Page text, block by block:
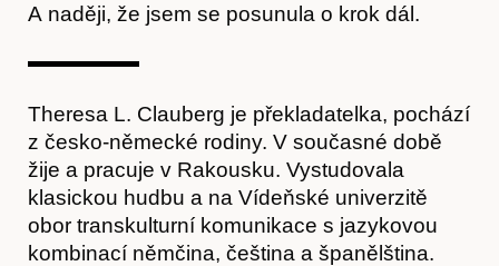
A naději, že jsem se posunula o krok dál.
Theresa L. Clauberg je překladatelka, pochází
z česko-německé rodiny. V současné době
žije a pracuje v Rakousku. Vystudovala
klasickou hudbu a na Vídeňské univerzitě
obor transkulturní komunikace s jazykovou
kombinací němčina, čeština a španělština.